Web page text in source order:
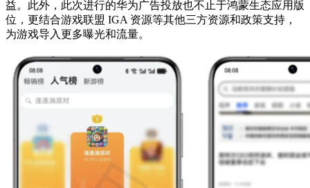
益。此外，此次进行的华为广告投放也不止于鸿蒙生态应用版
位，更结合游戏联盟 IGA 资源等其他三方资源和政策支持，
为游戏导入更多曝光和流量。